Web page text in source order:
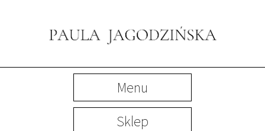
Menu
Sklep